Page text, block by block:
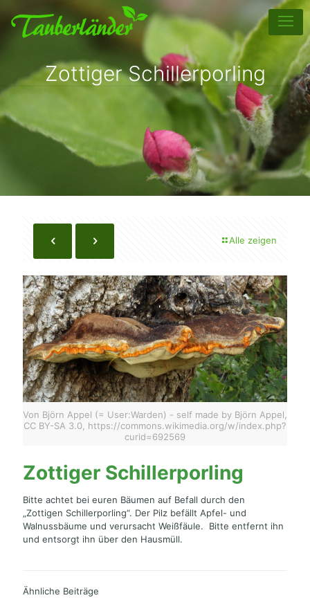
Zottiger Schillerporling
Alle zeigen
Von Björn Appel (= User:Warden) - self made by Björn Appel,
CC BY-SA 3.0, https://commons.wikimedia.org/w/index.php?
curid=692569
Zottiger Schillerporling
Bitte achtet bei euren Bäumen auf Befall durch den
„Zottigen Schillerporling“. Der Pilz befällt Apfel- und
Walnussbäume und verursacht Weißfäule. Bitte entfernt ihn
und entsorgt ihn über den Hausmüll.
Ähnliche Beiträge